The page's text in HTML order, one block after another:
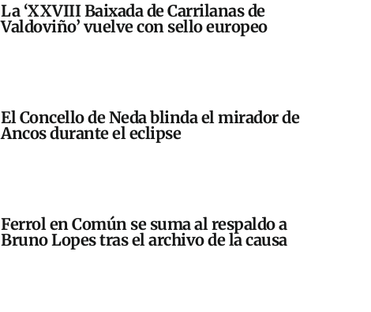
La ‘XXVIII Baixada de Carrilanas de
Valdoviño’ vuelve con sello europeo
El Concello de Neda blinda el mirador de
Ancos durante el eclipse
Ferrol en Común se suma al respaldo a
Bruno Lopes tras el archivo de la causa